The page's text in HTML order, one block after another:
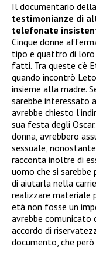
Il documentario
testimonianze di
telefonate
Cinque donne
tipo e quattro di
fatti. Tra queste c’è
quando incontrò
insieme alla madre.
sarebbe interessato
avrebbe chiesto
sua festa degli
donna, avrebbero
sessuale,
racconta inoltre di
uomo che si
di aiutarla nella
realizzare materiale
età non fosse un
avrebbe comunicato
accordo di
documento, che